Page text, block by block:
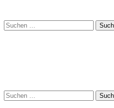
Suchen
nach:
Suchen
nach: